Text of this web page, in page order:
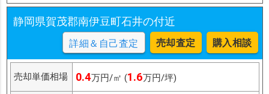
静岡県賀茂郡南伊豆町石井の付近
詳細＆自己査定 売却査定 購入相談
売却単価相場 0.4万円/㎡ (1.6万円/坪)